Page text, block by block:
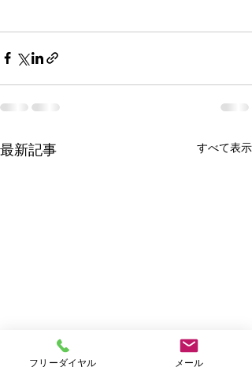
最新記事 すべて表示
フリーダイヤル メール